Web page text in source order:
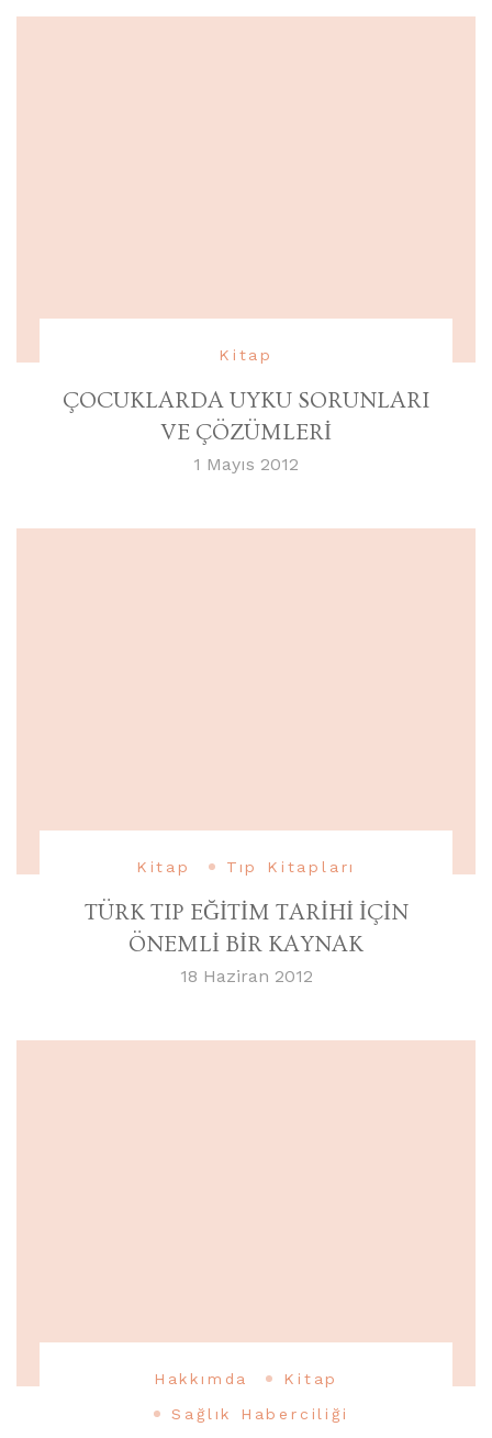
Kitap
ÇOCUKLARDA UYKU SORUNLARI
VE ÇÖZÜMLERİ
1 Mayıs 2012
Kitap Tıp Kitapları
TÜRK TIP EĞİTİM TARİHİ İÇİN
ÖNEMLİ BİR KAYNAK
18 Haziran 2012
Hakkımda
Kitap
Sağlık Haberciliği